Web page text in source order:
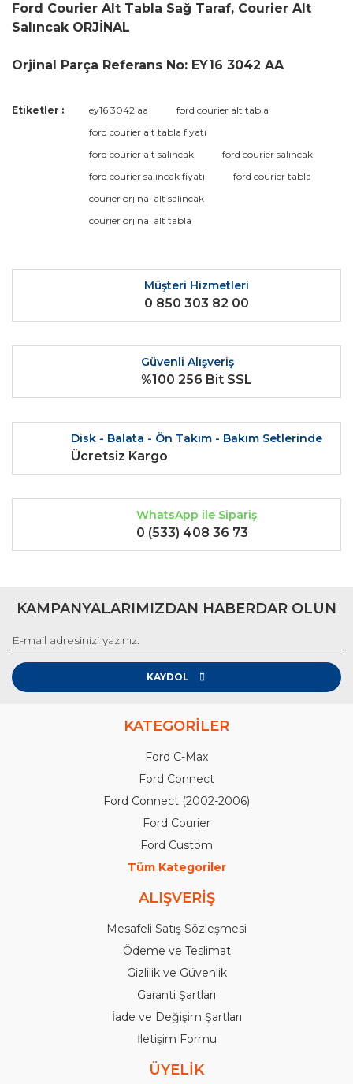
Ford Courier Alt Tabla Sağ Taraf, Courier Alt
Salıncak ORJİNAL
Orjinal Parça Referans No: EY16 3042 AA
Bu ürüne ilk yorumu siz yapın!
Yorum Yaz
Bu ürünün fiyat bilgisi, resim, ürün açıklamalarında ve diğer
kullanarak tarafımıza iletebilirsiniz.
Görüş ve önerileriniz için teşekkür ederiz.
Bu ürüne benzer farklı alternatifler olmalı.
Gönder
Etiketler : ey16 3042 aa
ford courier alt tabla
ford courier alt tabla fiyatı
ford courier alt salıncak
ford courier salıncak
ford courier salıncak fiyatı
ford courier tabla
courier orjinal alt salıncak
courier orjinal alt tabla
Müşteri Hizmetleri
0 850 303 82 00
Güvenli Alışveriş
%100 256 Bit SSL
Disk - Balata - Ön Takım - Bakım Setlerinde
Ücretsiz Kargo
WhatsApp ile Sipariş
0 (533) 408 36 73
KAMPANYALARIMIZDAN HABERDAR OLUN
KAYDOL
KATEGORİLER
Ford C-Max
Ford Connect
Ford Connect (2002-2006)
Ford Courier
Ford Custom
Tüm Kategoriler
ALIŞVERİŞ
Mesafeli Satış Sözleşmesi
Ödeme ve Teslimat
Gizlilik ve Güvenlik
Garanti Şartları
İade ve Değişim Şartları
İletişim Formu
ÜYELİK